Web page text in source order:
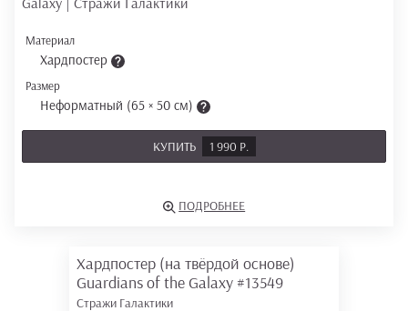
Материал
Хардпостер
Размер
Неформатный (65 × 50 см)
КУПИТЬ 1 990 Р.
ПОДРОБНЕЕ
Хардпостер (на твёрдой основе)
Guardians of the Galaxy #13549
Стражи Галактики